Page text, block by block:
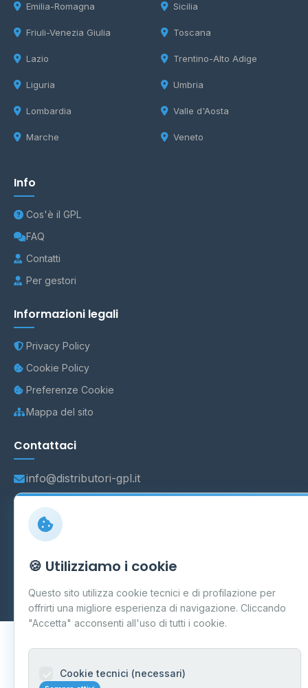
Emilia-Romagna
Friuli-Venezia Giulia
Lazio
Liguria
Lombardia
Marche
Sicilia
Toscana
Trentino-Alto Adige
Umbria
Valle d'Aosta
Veneto
Info
Cos'è il GPL
FAQ
Contatti
Per gestori
Informazioni legali
Privacy Policy
Cookie Policy
Preferenze Cookie
Mappa del sito
Contattaci
info@distributori-gpl.it
Carpi P.IVA 03859300364
Dati forniti da Ministero delle Imprese e del Made in Italy
Aggiornamento quotidiano
🍪 Utilizziamo i cookie
Questo sito utilizza cookie tecnici e di profilazione per
offrirti una migliore esperienza di navigazione. Cliccando
"Accetta" acconsenti all'uso di tutti i cookie.
Cookie tecnici (necessari)